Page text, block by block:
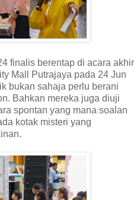
finalis berentap di acara akhir
Mall Putrajaya pada 24 Jun
bukan sahaja perlu berani
Bahkan mereka juga diuji
spontan yang mana soalan
kotak misteri yang